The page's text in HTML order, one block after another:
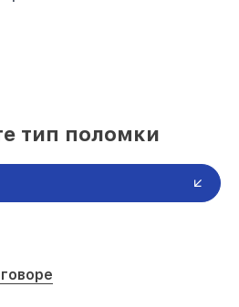
тип поломки